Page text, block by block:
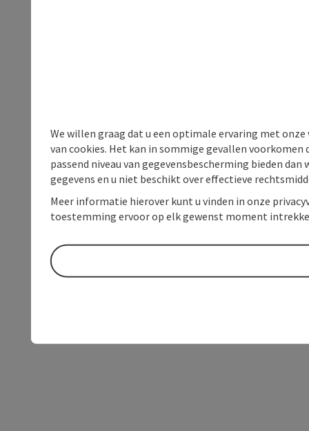
We willen graag dat u een optimale ervaring met
van cookies. Het kan in sommige gevallen voorkomen
passend niveau van gegevensbescherming bieden
gegevens en u niet beschikt over effectieve
Meer informatie hierover kunt u vinden in onze
toestemming ervoor op elk gewenst moment